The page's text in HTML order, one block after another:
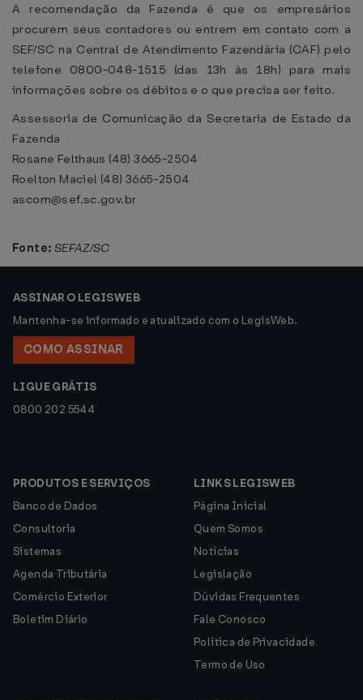
A recomendação da Fazenda é que os empresários
procurem seus contadores ou entrem em contato com a
SEF/SC na Central de Atendimento Fazendária (CAF) pelo
telefone 0800-048-1515 (das 13h às 18h) para mais
informações sobre os débitos e o que precisa ser feito.
Assessoria de Comunicação da Secretaria de Estado da
Fazenda
Rosane Felthaus (48) 3665-2504
Roelton Maciel (48) 3665-2504
ascom@sef.sc.gov.br
Fonte: SEFAZ/SC
ASSINAR O LEGISWEB
Mantenha-se informado e atualizado com o LegisWeb.
COMO ASSINAR
LIGUE GRÁTIS
0800 202 5544
PRODUTOS E SERVIÇOS
Banco de Dados
Consultoria
Sistemas
Agenda Tributária
Comércio Exterior
Boletim Diário
LINKS LEGISWEB
Página Inicial
Quem Somos
Notícias
Legislação
Dúvidas Frequentes
Fale Conosco
Política de Privacidade
Termo de Uso